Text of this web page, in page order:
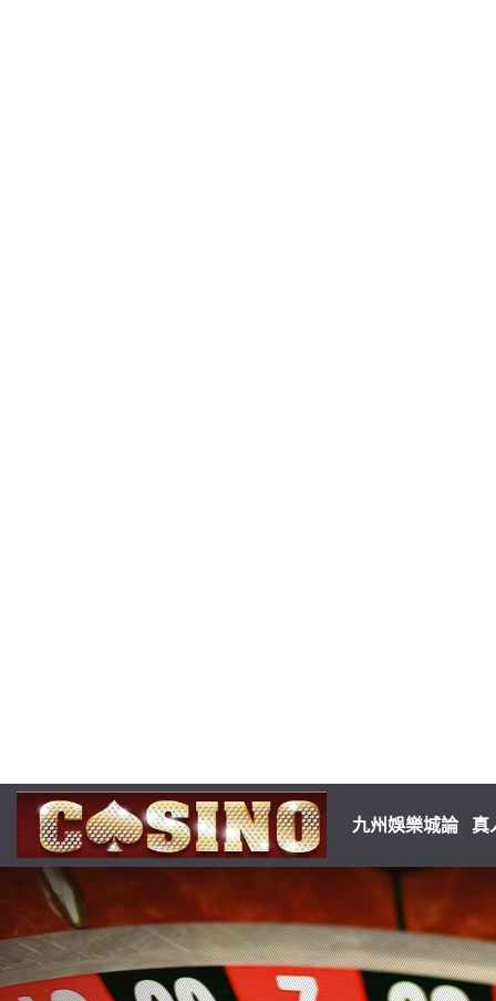
九州娛樂城論
壇討論區
真